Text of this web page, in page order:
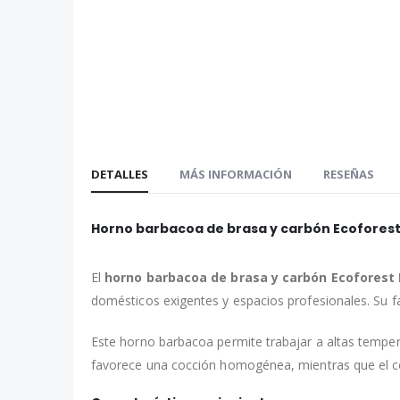
DETALLES
Horno barbacoa de brasa y carbón Ecoforest
El horno barbacoa de brasa y carbón Ecoforest
domésticos exigentes y espacios profesionales. Su
Este horno barbacoa permite trabajar a altas
favorece una cocción homogénea, mientras que el
MÁS INFORMACIÓN RESEÑAS